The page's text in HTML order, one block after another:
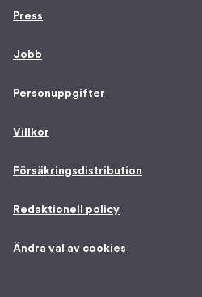
Press
Jobb
Personuppgifter
Villkor
Försäkringsdistribution
Redaktionell policy
Ändra val av cookies